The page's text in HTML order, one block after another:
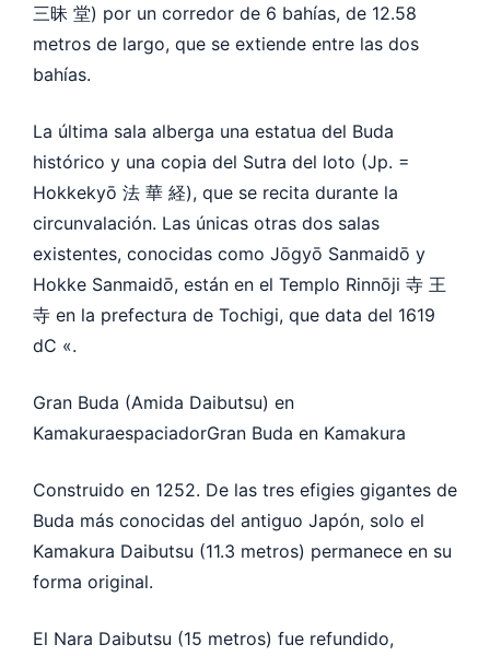
三昧 堂) por un corredor de 6 bahías, de 12.58
metros de largo, que se extiende entre las dos
bahías.
La última sala alberga una estatua del Buda
histórico y una copia del Sutra del loto (Jp. =
Hokkekyō 法 華 経), que se recita durante la
circunvalación. Las únicas otras dos salas
existentes, conocidas como Jōgyō Sanmaidō y
Hokke Sanmaidō, están en el Templo Rinnōji 寺 王
寺 en la prefectura de Tochigi, que data del 1619
dC «.
Gran Buda (Amida Daibutsu) en
KamakuraespaciadorGran Buda en Kamakura
Construido en 1252. De las tres efigies gigantes de
Buda más conocidas del antiguo Japón, solo el
Kamakura Daibutsu (11.3 metros) permanece en su
forma original.
El Nara Daibutsu (15 metros) fue refundido,